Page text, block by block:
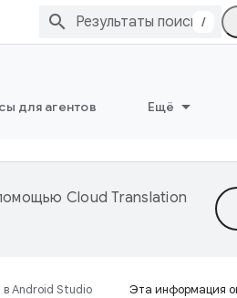
/
для агентов Ещё
Cloud Translation
в Android Studio Эта информация